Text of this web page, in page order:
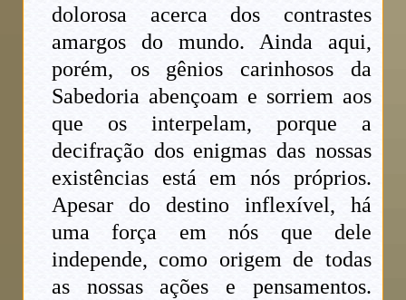
dolorosa acerca dos contrastes
amargos do mundo. Ainda aqui,
porém, os gênios carinhosos da
Sabedoria abençoam e sorriem aos
que os interpelam, porque a
decifração dos enigmas das nossas
existências está em nós próprios.
Apesar do destino inflexível, há
uma força em nós que dele
independe, como origem de todas
as nossas ações e pensamentos.